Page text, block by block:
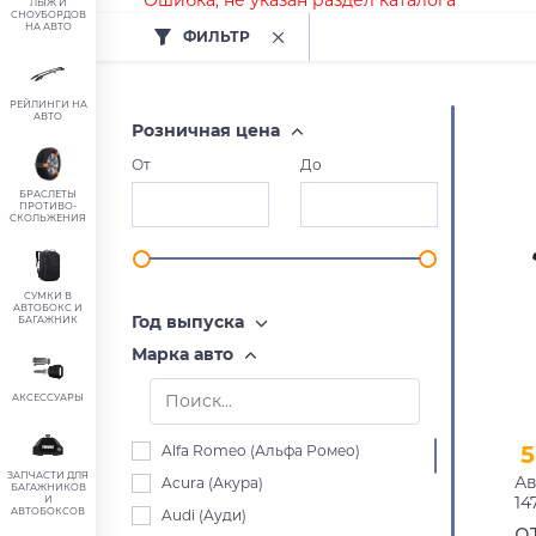
ЛЫЖ И
СНОУБОРДОВ
НА АВТО
РЕЙЛИНГИ НА
АВТО
БРАСЛЕТЫ
ПРОТИВО-
СКОЛЬЖЕНИЯ
СУМКИ В
АВТОБОКС И
БАГАЖНИК
АКСЕССУАРЫ
ЗАПЧАСТИ ДЛЯ
БАГАЖНИКОВ
И
АВТОБОКСОВ
ФИЛЬТР
Розничная цена
От До
Год выпуска
Марка авто
Alfa Romeo (Альфа Ромео)
Acura (Акура)
Audi (Ауди)